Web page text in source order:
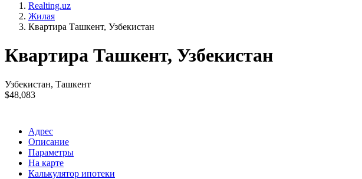
Realting.uz
Жилая
Квартира Ташкент, Узбекистан
Квартира Ташкент, Узбекистан
Узбекистан, Ташкент
$48,083
Адрес
Описание
Параметры
На карте
Калькулятор ипотеки